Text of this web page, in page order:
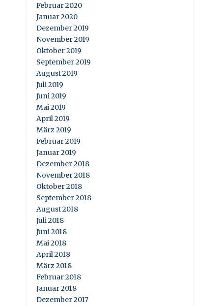
Februar 2020
Januar 2020
Dezember 2019
November 2019
Oktober 2019
September 2019
August 2019
Juli 2019
Juni 2019
Mai 2019
April 2019
März 2019
Februar 2019
Januar 2019
Dezember 2018
November 2018
Oktober 2018
September 2018
August 2018
Juli 2018
Juni 2018
Mai 2018
April 2018
März 2018
Februar 2018
Januar 2018
Dezember 2017